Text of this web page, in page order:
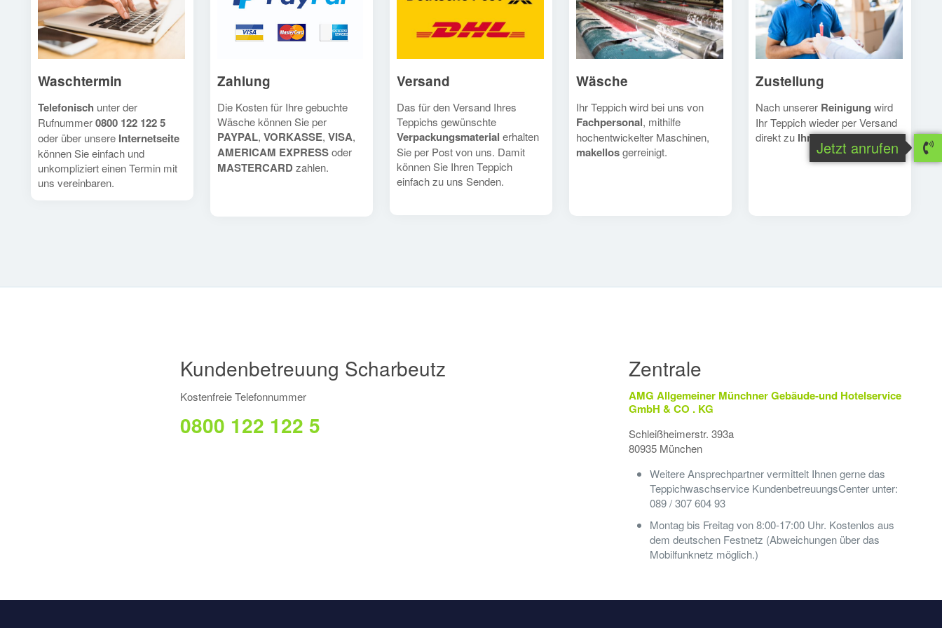
Waschtermin
Telefonisch unter der
Rufnummer0800 122 122 5
oder über unsere Internetseite
können Sie einfach und
unkompliziert einen Termin mit
uns vereinbaren.
Zahlung
Die Kosten für Ihre gebuchte
Wäsche können Sie per
PAYPAL, VORKASSE, VISA,
AMERICAM EXPRESSoder
MASTERCARDzahlen.
Versand
Das für den Versand Ihres
Teppichs gewünschte
Verpackungsmaterial erhalten
Sie per Post von uns. Damit
können Sie Ihren Teppich
einfach zu uns Senden.
Wäsche
Ihr Teppich wird bei uns von
Fachpersonal, mithilfe
hochentwickelter Maschinen,
makellosgerreinigt.
Zustellung
Nach unserer Reinigung wird
Ihr Teppich wieder per Versand
direkt zu Ihnengeschickt.
Kundenbetreuung Scharbeutz
Kostenfreie Telefonnummer
0800 122 122 5
Zentrale
AMG Allgemeiner Münchner Gebäude-und Hotelservice
GmbH & CO . KG
Schleißheimerstr. 393a
80935 München
Weitere Ansprechpartner vermittelt Ihnen gerne das
Teppichwaschservice KundenbetreuungsCenter unter:
089 / 307 604 93
Montag bis Freitag von 8:00-17:00 Uhr. Kostenlos aus
dem deutschen Festnetz (Abweichungen über das
Mobilfunknetz möglich.)
Jetzt anrufen